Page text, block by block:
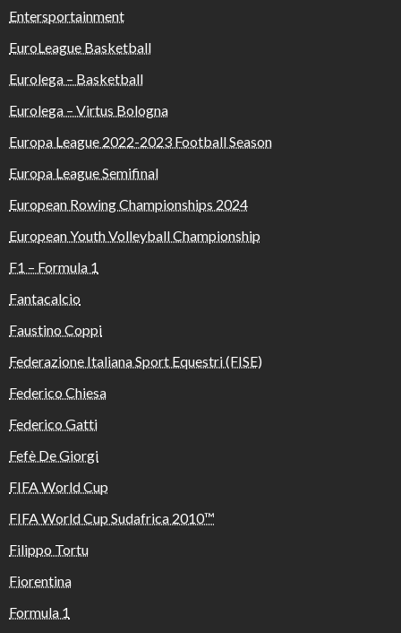
Entersportainment
EuroLeague Basketball
Eurolega – Basketball
Eurolega – Virtus Bologna
Europa League 2022-2023 Football Season
Europa League Semifinal
European Rowing Championships 2024
European Youth Volleyball Championship
F1 – Formula 1
Fantacalcio
Faustino Coppi
Federazione Italiana Sport Equestri (FISE)
Federico Chiesa
Federico Gatti
Fefè De Giorgi
FIFA World Cup
FIFA World Cup Sudafrica 2010™️
Filippo Tortu
Fiorentina
Formula 1